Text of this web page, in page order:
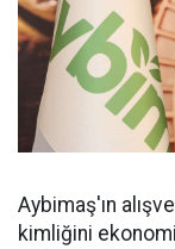
Aybimaş'ın
kimliğini